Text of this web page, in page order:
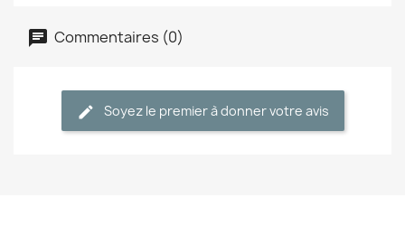
Commentaires (0)
Soyez le premier à donner votre avis